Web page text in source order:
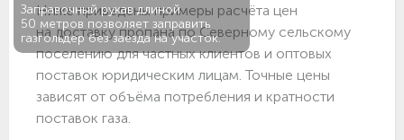
Заправочный рукав длиной
50 метров позволяет заправить
газгольдер без заезда на участок.
Ниже приведены примеры расчёта цен
на доставку пропана по Северному сельскому
поселению для частных клиентов и оптовых
поставок юридическим лицам. Точные цены
зависят от объёма потребления и кратности
поставок газа.